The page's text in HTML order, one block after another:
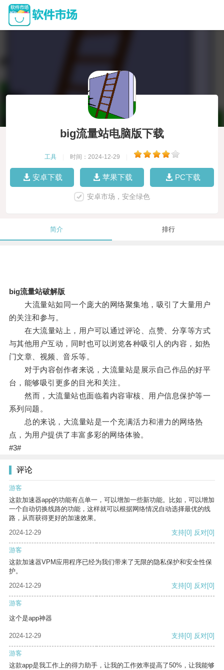
big流量站电脑版下载
工具 时间：2024-12-29
安卓下载 苹果下载 PC下载
安卓市场，安全绿色
简介 排行
big流量站破解版
大流量站如同一个庞大的网络聚集地，吸引了大量用户
的关注和参与。
在大流量站上，用户可以通过评论、点赞、分享等方式
与其他用户互动，同时也可以浏览各种吸引人的内容，如热
门文章、视频、音乐等。
对于内容创作者来说，大流量站是展示自己作品的好平
台，能够吸引更多的目光和关注。
然而，大流量站也面临着内容审核、用户信息保护等一
系列问题。
总的来说，大流量站是一个充满活力和潜力的网络热
点，为用户提供了丰富多彩的网络体验。
#3#
评论
游客
这款加速器app的功能有点单一，可以增加一些新功能。比如，可以增加
一个自动切换线路的功能，这样就可以根据网络情况自动选择最优的线
路，从而获得更好的加速效果。
2024-12-29
支持[0] 反对[0]
游客
这款加速器VPM应用程序已经为我们带来了无限的隐私保护和安全性保
护。
2024-12-29
支持[0] 反对[0]
游客
这个是app神器
2024-12-29 支持[0] 反对[0]
游客
这款app是我工作上的得力助手，让我的工作效率提高了50%，让我能够